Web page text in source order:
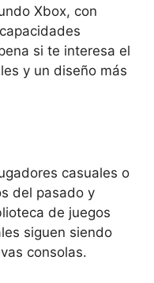
Xbox, con
si te interesa el
y un diseño más
casuales o
del pasado y
de juegos
siguen siendo
consolas.